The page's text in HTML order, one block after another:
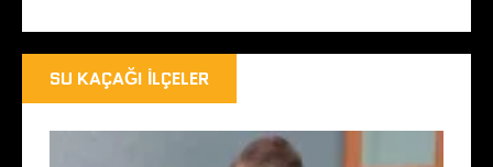
SU KAÇAĞI İLÇELER